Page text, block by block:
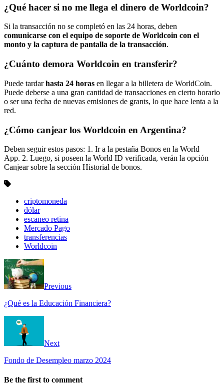
¿Qué hacer si no me llega el dinero de Worldcoin?
Si la transacción no se completó en las 24 horas, deben
comunicarse con el equipo de soporte de Worldcoin con el
monto y la captura de pantalla de la transacción.
¿Cuánto demora Worldcoin en transferir?
Puede tardarhasta 24 horas en llegar a la billetera de WorldCoin.
Puede deberse a una gran cantidad de transacciones en cierto horario
o ser una fecha de nuevas emisiones de grants, lo que hace lenta a la
red.
¿Cómo canjear los Worldcoin en Argentina?
Deben seguir estos pasos: 1. Ir a la pestaña Bonos en la World
App. 2. Luego, si poseen la World ID verificada, verán la opción
Canjear sobre la sección Historial de bonos.
criptomoneda
dólar
escaneo retina
Mercado Pago
transferencias
Worldcoin
Previous
¿Qué es la Educación Financiera?
Next
Fondo de Desempleo marzo 2024
Be the first to comment